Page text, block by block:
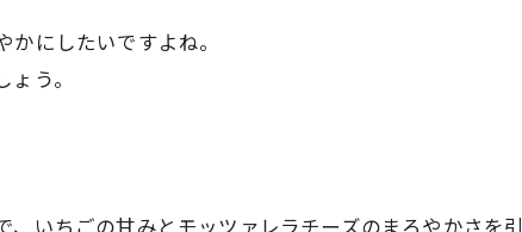
にしたいですよね。
う。
いちごの甘みとモッツァレラチーズのまろやかさを引